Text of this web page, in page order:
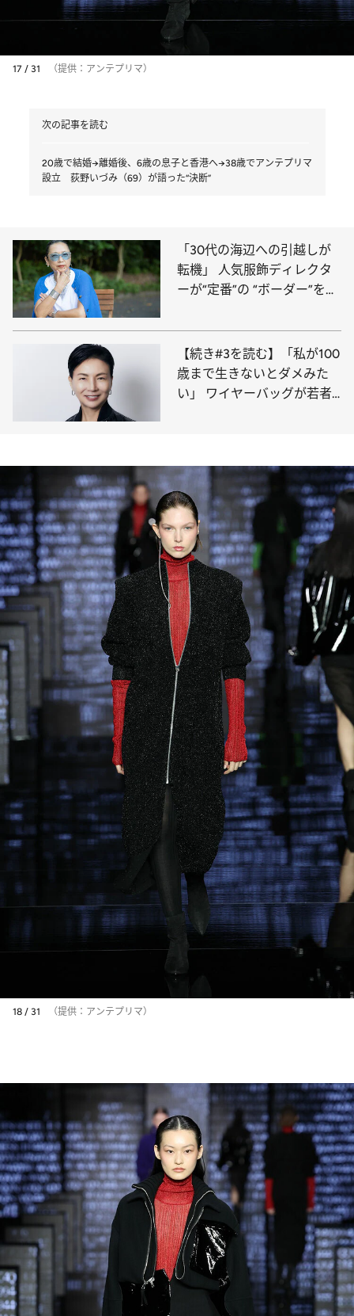
17 / 31 （提供：アンテプリマ）
次の記事を読む
20歳で結婚→離婚後、6歳の息子と香港へ→38歳でアンテプリマ
設立 荻野いづみ（69）が語った“決断”
「30代の海辺への引越しが
転機」 人気服飾ディレクタ
ーが“定番”の “ボーダー”を全
【続き#3を読む】「私が100
歳まで生きないとダメみた
い」 ワイヤーバッグが若者
18 / 31 （提供：アンテプリマ）